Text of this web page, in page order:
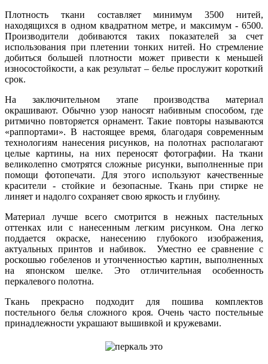
Плотность ткани составляет минимум 3500 нитей,
находящихся в одном квадратном метре, и максимум - 6500.
Производители добиваются таких показателей за счет
использования при плетении тонких нитей. Но стремление
добиться большей плотности может привести к меньшей
износостойкости, а как результат – белье прослужит короткий
срок.
На заключительном этапе производства материал
окрашивают. Обычно узор наносят набивным способом, где
ритмично повторяется орнамент. Такие повторы называются
«раппортами». В настоящее время, благодаря современным
технологиям нанесения рисунков, на полотнах располагают
целые картины, на них переносят фотографии. На ткани
великолепно смотрятся сложные рисунки, выполненные при
помощи фотопечати. Для этого используют качественные
красители - стойкие и безопасные. Ткань при стирке не
линяет и надолго сохраняет свою яркость и глубину.
Материал лучше всего смотрится в нежных пастельных
оттенках или с нанесенным легким рисунком. Она легко
поддается окраске, нанесению глубокого изображения,
актуальных принтов и набивок. Уместно ее сравнение с
роскошью гобеленов и утонченностью картин, выполненных
на японском шелке. Это отличительная особенность
перкалевого полотна.
Ткань прекрасно подходит для пошива комплектов
постельного белья сложного кроя. Очень часто постельные
принадлежности украшают вышивкой и кружевами.